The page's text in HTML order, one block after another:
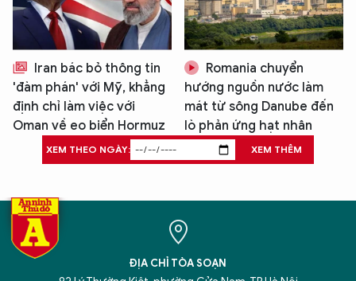
Iran bác bỏ thông tin
'đàm phán' với Mỹ, khẳng
định chỉ làm việc với
Oman về eo biển Hormuz
Romania chuyển
hướng nguồn nước làm
mát từ sông Danube đến
lò phản ứng hạt nhân
XEM THEO NGÀY: XEM THÊM
ĐỊA CHỈ TÒA SOẠN